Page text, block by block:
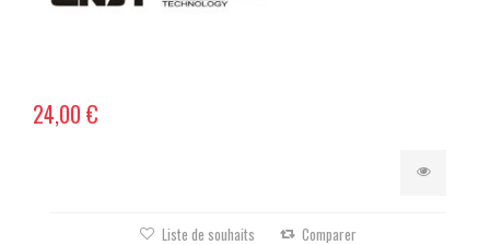
24,00 €
Liste de souhaits Comparer